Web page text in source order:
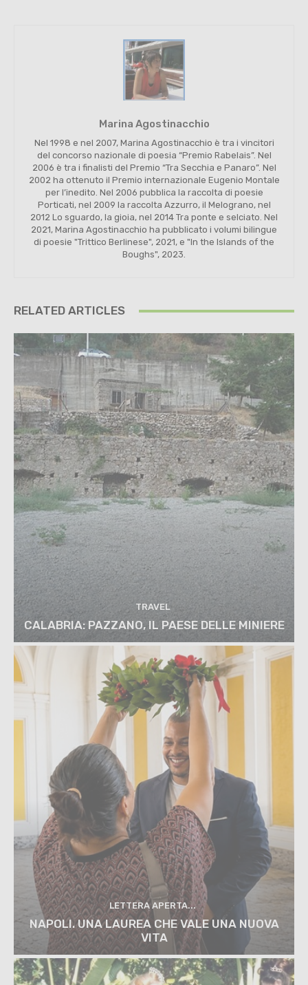
Marina Agostinacchio
Nel 1998 e nel 2007, Marina Agostinacchio è tra i vincitori
del concorso nazionale di poesia “Premio Rabelais”. Nel
2006 è tra i finalisti del Premio “Tra Secchia e Panaro”. Nel
2002 ha ottenuto il Premio internazionale Eugenio Montale
per l’inedito. Nel 2006 pubblica la raccolta di poesie
Porticati, nel 2009 la raccolta Azzurro, il Melograno, nel
2012 Lo sguardo, la gioia, nel 2014 Tra ponte e selciato. Nel
2021, Marina Agostinacchio ha pubblicato i volumi bilingue
di poesie "Trittico Berlinese", 2021, e "In the Islands of the
Boughs", 2023.
RELATED ARTICLES
TRAVEL
CALABRIA: PAZZANO, IL PAESE DELLE MINIERE
LETTERA APERTA...
NAPOLI. UNA LAUREA CHE VALE UNA NUOVA
VITA